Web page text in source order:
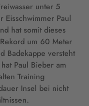
unter 5
Eisschwimmer Paul
hat somit dieses
um 60 Meter
Badekappe versteht
Paul Bieber am
Training
Insel bei nicht